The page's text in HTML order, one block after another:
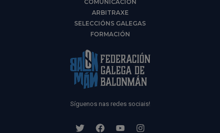
COMUNICACIÓN
ARBITRAXE
SELECCIÓNS GALEGAS
FORMACIÓN
Síguenos nas redes sociais!